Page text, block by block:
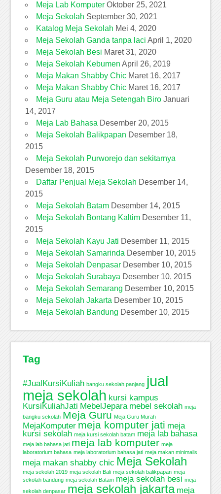
Meja Lab Komputer Oktober 25, 2021
Meja Sekolah September 30, 2021
Katalog Meja Sekolah Mei 4, 2020
Meja Sekolah Ganda tanpa laci April 1, 2020
Meja Sekolah Besi Maret 31, 2020
Meja Sekolah Kebumen April 26, 2019
Meja Makan Shabby Chic Maret 16, 2017
Meja Makan Shabby Chic Maret 16, 2017
Meja Guru atau Meja Setengah Biro Januari
14, 2017
Meja Lab Bahasa Desember 20, 2015
Meja Sekolah Balikpapan Desember 18,
2015
Meja Sekolah Purworejo dan sekitarnya
Desember 18, 2015
Daftar Penjual Meja Sekolah Desember 14,
2015
Meja Sekolah Batam Desember 14, 2015
Meja Sekolah Bontang Kaltim Desember 11,
2015
Meja Sekolah Kayu Jati Desember 11, 2015
Meja Sekolah Samarinda Desember 10, 2015
Meja Sekolah Denpasar Desember 10, 2015
Meja Sekolah Surabaya Desember 10, 2015
Meja Sekolah Semarang Desember 10, 2015
Meja Sekolah Jakarta Desember 10, 2015
Meja Sekolah Bandung Desember 10, 2015
Tag
#JualKursiKuliah bangku sekolah panjang jual
meja sekolah kursi kampus
KursiKuliahJati MebelJepara mebel sekolah meja
bangku sekolah Meja Guru Meja Guru Murah
MejaKomputer meja komputer jati meja
kursi sekolah meja kursi sekolah batam meja lab bahasa
meja lab bahasa jati meja lab komputer meja
laboratorium bahasa meja laboratorium bahasa jati meja makan minimalis
meja makan shabby chic Meja Sekolah
meja sekolah 2019 meja sekolah Bali meja sekolah balikpapan meja
sekolah bandung meja sekolah Batam meja sekolah besi meja
sekolah denpasar meja sekolah jakarta meja